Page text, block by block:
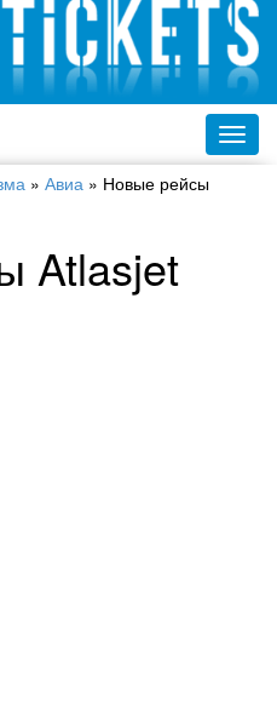
Английский
Русский
Украинский
» Авиа » Новые рейсы
Atlasjet